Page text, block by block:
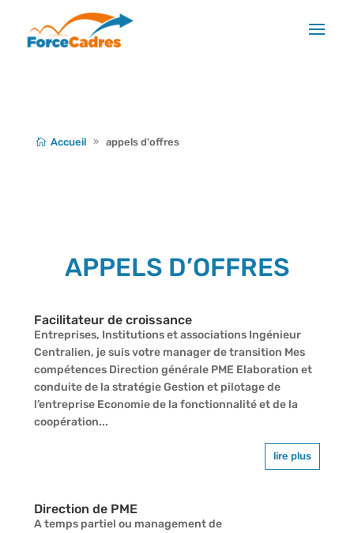
Accueil appels d'offres
APPELS D’OFFRES
Facilitateur de croissance
Entreprises, Institutions et associations Ingénieur
Centralien, je suis votre manager de transition Mes
compétences Direction générale PME Elaboration et
conduite de la stratégie Gestion et pilotage de
l’entreprise Economie de la fonctionnalité et de la
coopération...
lire plus
Direction de PME
A temps partiel ou management de